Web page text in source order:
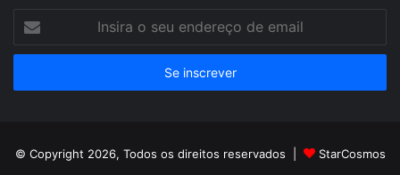
seu
de
© Copyright 2026, Todos os direitos reservados | StarCosmos